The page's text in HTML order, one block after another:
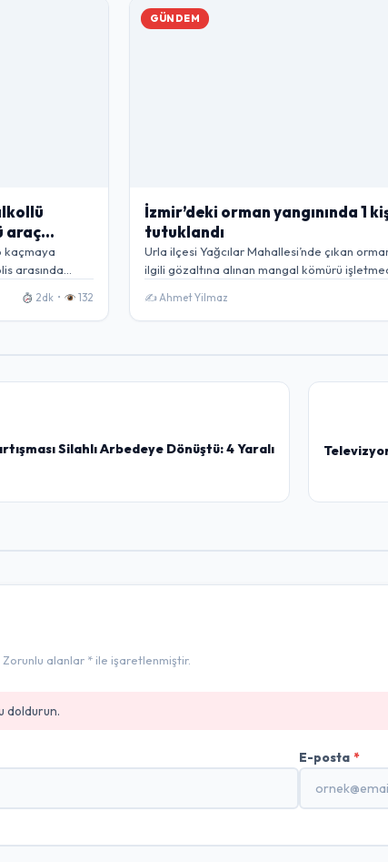
araç
kaçmaya
arasında…
2dk • 132
GÜNDEM
İzmir’deki orman yangınında 1
tutuklandı
Urla ilçesi Yağcılar Mahallesi’nde çıkan
ilgili gözaltına alınan mangal kömürü
✍️ Ahmet Yilmaz
Silahlı Arbedeye Dönüştü: 4 Yaralı
alanlar * ile işaretlenmiştir.
doldurun.
E-posta *